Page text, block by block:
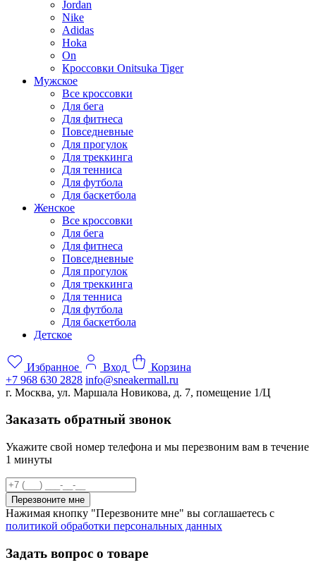
Jordan
Nike
Adidas
Hoka
On
Кроссовки Onitsuka Tiger
Мужское
Все кроссовки
Для бега
Для фитнеса
Повседневные
Для прогулок
Для треккинга
Для тенниса
Для футбола
Для баскетбола
Женское
Все кроссовки
Для бега
Для фитнеса
Повседневные
Для прогулок
Для треккинга
Для тенниса
Для футбола
Для баскетбола
Детское
Избранное Вход
Корзина
+7 968 630 2828 info@sneakermall.ru
г. Москва, ул. Маршала Новикова, д. 7, помещение 1/Ц
Заказать обратный звонок
Укажите свой номер телефона и мы перезвоним вам в течение
1 минуты
Перезвоните мне
Нажимая кнопку "Перезвоните мне" вы соглашаетесь с
политикой обработки персональных данных
Задать вопрос о товаре